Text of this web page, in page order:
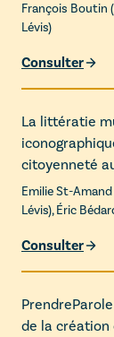
François Boutin (
Lévis)
Consulter
La littératie
citoyenneté
Emilie St-Amand
Lévis), Éric
Consulter
de la création